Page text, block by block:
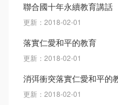
聯合國十年永續教育講話
更新：2018-02-01
落實仁愛和平的教育
更新：2018-02-01
消弭衝突落實仁愛和平的
更新：2018-02-01